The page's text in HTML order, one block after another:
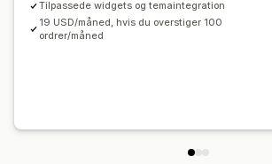
Tagging Filtering Rapportering Analyser
Tilpassede widgets og temaintegration
19 USD/måned, hvis du overstiger 100
ordrer/måned